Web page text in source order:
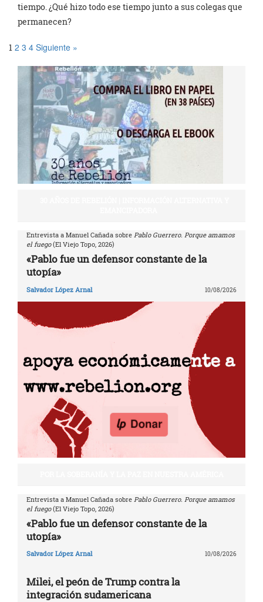
tiempo. ¿Qué hizo todo ese tiempo junto a sus colegas que
permanecen?
1 2 3 4 Siguiente »
Entrevista a Manuel Cañada sobre Pablo Guerrero. Porque amamos
el fuego(El Viejo Topo, 2026)
«Pablo fue un defensor constante de la
utopía»
Salvador López Arnal 10/08/2026
Entrevista a Manuel Cañada sobre Pablo Guerrero. Porque amamos
el fuego(El Viejo Topo, 2026)
«Pablo fue un defensor constante de la
utopía»
Salvador López Arnal 10/08/2026
Milei, el peón de Trump contra la
integración sudamericana